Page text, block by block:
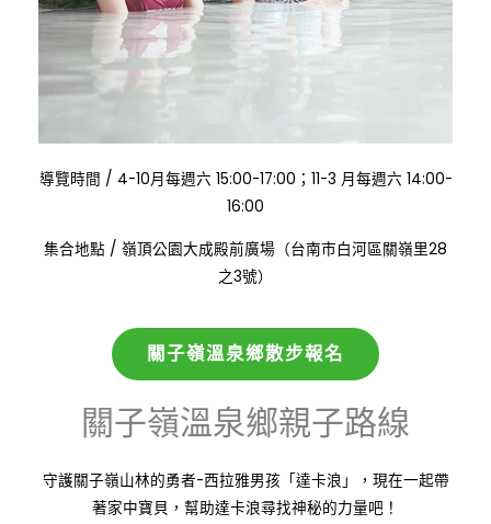
導覽時間: / 4-10月每週六 15:00-17:00；11-3 月每週六 14:00-
16:00
集合地點: / 嶺頂公園大成殿前廣場（台南市白河區關嶺里28
之3號）
關子嶺溫泉鄉散步報名
關子嶺溫泉鄉親子路線
守護關子嶺山林的勇者-西拉雅男孩「達卡浪」，現在一起帶
著家中寶貝，幫助達卡浪尋找神秘的力量吧！